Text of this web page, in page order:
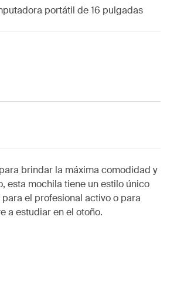
portátil de 16 pulgadas
Backpack Negro (selected)
brindar la máxima comodidad y
esta mochila tiene un estilo único
el profesional activo o para
a estudiar en el otoño.